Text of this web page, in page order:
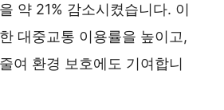
약 21% 감소시켰습니다. 이
대중교통 이용률을 높이고,
여 환경 보호에도 기여합니